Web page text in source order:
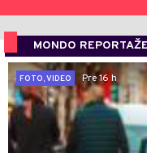
MONDO REPORTAŽE
FOTO, VIDEO
Pre 16 h